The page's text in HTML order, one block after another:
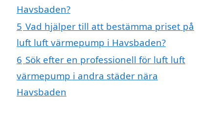
Havsbaden?
5 Vad hjälper till att bestämma priset på
luft luft värmepump i Havsbaden?
6 Sök efter en professionell för luft luft
värmepump i andra städer nära
Havsbaden